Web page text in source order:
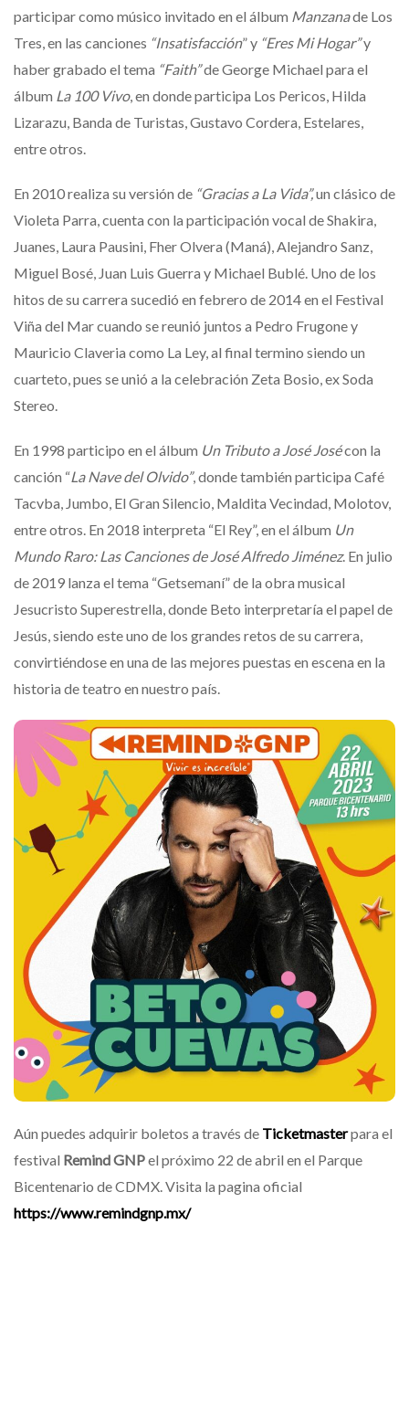
participar como músico invitado en el álbum Manzanade Los
Tres, en las canciones “Insatisfacción” y “Eres Mi Hogar”y
haber grabado el tema “Faith”de George Michael para el
álbum La 100 Vivo, en donde participa Los Pericos, Hilda
Lizarazu, Banda de Turistas, Gustavo Cordera, Estelares,
entre otros.
En 2010 realiza su versión de “Gracias a La Vida”,un clásico de
Violeta Parra, cuenta con la participación vocal de Shakira,
Juanes, Laura Pausini, Fher Olvera (Maná), Alejandro Sanz,
Miguel Bosé, Juan Luis Guerra y Michael Bublé. Uno de los
hitos de su carrera sucedió en febrero de 2014 en el Festival
Viña del Mar cuando se reunió juntos a Pedro Frugone y
Mauricio Claveria como La Ley, al final termino siendo un
cuarteto, pues se unió a la celebración Zeta Bosio, ex Soda
Stereo.
En 1998 participo en el álbum Un Tributo a José Josécon la
canción “La Nave del Olvido”, donde también participa Café
Tacvba, Jumbo, El Gran Silencio, Maldita Vecindad, Molotov,
entre otros. En 2018 interpreta “El Rey”, en el álbum Un
Mundo Raro: Las Canciones de José Alfredo Jiménez. En julio
de 2019 lanza el tema “Getsemaní” de la obra musical
Jesucristo Superestrella, donde Beto interpretaría el papel de
Jesús, siendo este uno de los grandes retos de su carrera,
convirtiéndose en una de las mejores puestas en escena en la
historia de teatro en nuestro país.
Aún puedes adquirir boletos a través de Ticketmasterpara el
festival Remind GNPel próximo 22 de abril en el Parque
Bicentenario de CDMX. Visita la pagina oficial
https://www.remindgnp.mx/